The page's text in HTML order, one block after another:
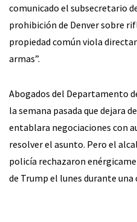
comunicado el subsecretario
prohibición de Denver sobre
propiedad común viola
armas”.
Abogados del Departamento
la semana pasada que dejara
entablara negociaciones con
resolver el asunto. Pero el
policía rechazaron
de Trump el lunes durante una